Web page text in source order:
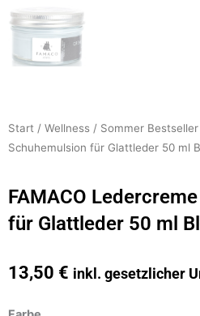
Start / Wellness / Sommer Bestseller
Schuhemulsion für Glattleder 50 ml
FAMACO
für Glattleder 50 ml
13,50 € inkl. gesetzlicher
FAMACO